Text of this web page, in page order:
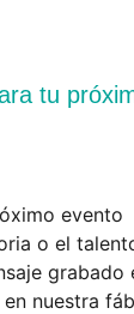
tu
evento
o el
grabado
nuestra